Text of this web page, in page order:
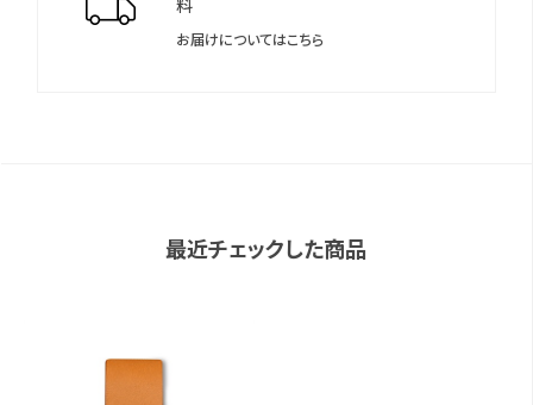
料
お届けについてはこちら
最近チェックした商品